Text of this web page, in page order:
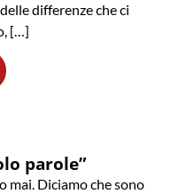
differenze che ci
[…]
parole”
mai. Diciamo che sono